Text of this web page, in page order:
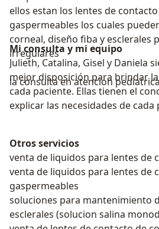
ellos estan los lentes de
gaspermeables los cuales
corneal, diseño fiba y esclerales
irregulares
la consulta en atencion pediatrica
Mi consulta y mi equipo
Julieth, Catalina, Gisel y Daniela
mejor disposición para brindar
cada paciente. Ellas tienen el
explicar las necesidades de cada
Otros servicios
venta de liquidos para lentes de
venta de liquidos para lentes de
gaspermeables
soluciones para mantenimiento
esclerales (solucion salina